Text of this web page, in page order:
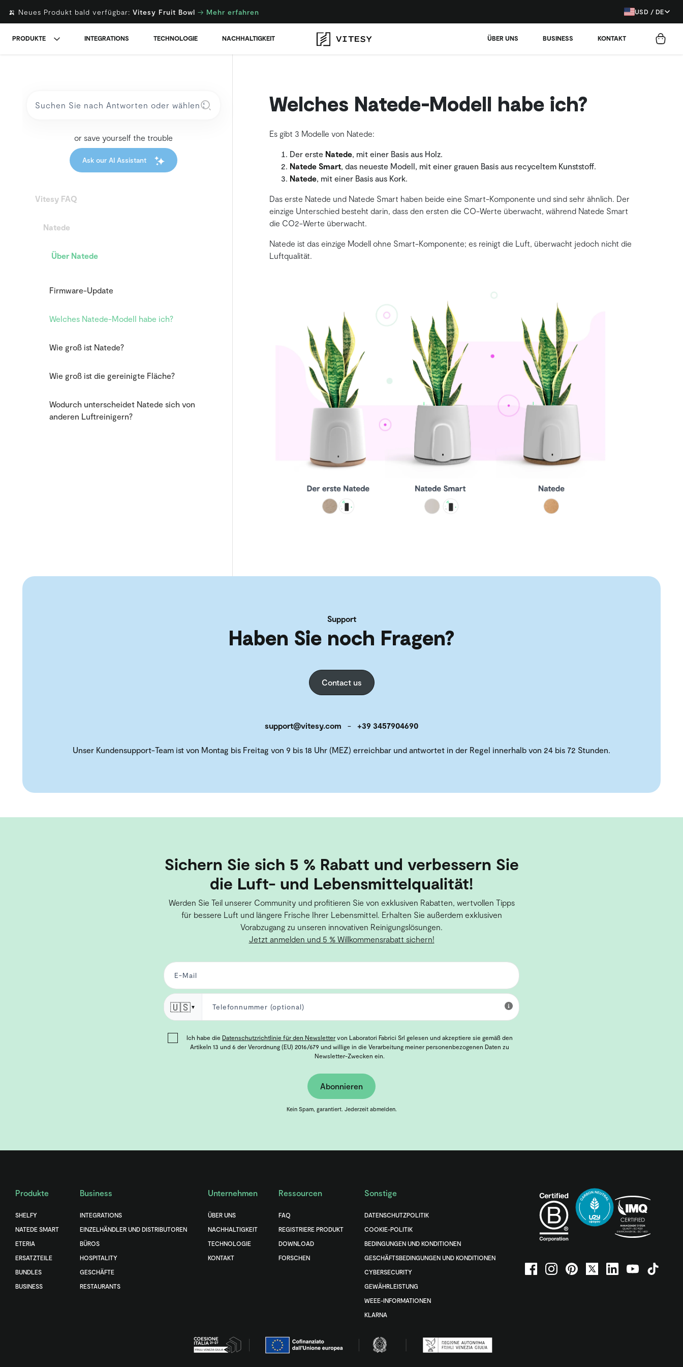
🍌 Neues Produkt bald verfügbar: Vitesy Fruit Bowl → Mehr erfahren USD / DE
PRODUKTE INTEGRATIONS TECHNOLOGIE NACHHALTIGKEIT ÜBER UNS BUSINESS KONTAKT
or save yourself the trouble
Ask our AI Assistant
Vitesy FAQ
Natede
Über Natede
Firmware-Update
Welches Natede-Modell habe ich?
Wie groß ist Natede?
Wie groß ist die gereinigte Fläche?
Wodurch unterscheidet Natede sich von
anderen Luftreinigern?
Welches Natede-Modell habe ich?
Es gibt 3 Modelle von Natede:
Der erste Natede, mit einer Basis aus Holz.
Natede Smart, das neueste Modell, mit einer grauen Basis aus recyceltem Kunststoff.
Natede, mit einer Basis aus Kork.
Das erste Natede und Natede Smart haben beide eine Smart-Komponente und sind sehr ähnlich. Der
einzige Unterschied besteht darin, dass den ersten die CO-Werte überwacht, während Natede Smart
die CO2-Werte überwacht.
Natede ist das einzige Modell ohne Smart-Komponente; es reinigt die Luft, überwacht jedoch nicht die
Luftqualität.
Support
Haben Sie noch Fragen?
Contact us
support@vitesy.com - +39 3457904690
Unser Kundensupport-Team ist von Montag bis Freitag von 9 bis 18 Uhr (MEZ) erreichbar und antwortet in der Regel innerhalb von 24 bis 72 Stunden.
Sichern Sie sich 5 % Rabatt und verbessern Sie
die Luft- und Lebensmittelqualität!
Werden Sie Teil unserer Community und profitieren Sie von exklusiven Rabatten, wertvollen Tipps
für bessere Luft und längere Frische Ihrer Lebensmittel. Erhalten Sie außerdem exklusiven
Vorabzugang zu unseren innovativen Reinigungslösungen.
Jetzt anmelden und 5 % Willkommensrabatt sichern!
🇺🇸▼
Ich habe die Datenschutzrichtlinie für den Newsletter von Laboratori Fabrici Srl gelesen und akzeptiere sie gemäß den
Artikeln 13 und 6 der Verordnung (EU) 2016/679 und willige in die Verarbeitung meiner personenbezogenen Daten zu
Newsletter-Zwecken ein.
Abonnieren
Kein Spam, garantiert. Jederzeit abmelden.
Produkte
SHELFY
NATEDE SMART
ETERIA
ERSATZTEILE
BUNDLES
BUSINESS
Business
INTEGRATIONS
EINZELHÄNDLER UND DISTRIBUTOREN
BÜROS
HOSPITALITY
GESCHÄFTE
RESTAURANTS
Unternehmen
ÜBER UNS
NACHHALTIGKEIT
TECHNOLOGIE
KONTAKT
Ressourcen
FAQ
REGISTRIERE PRODUKT
DOWNLOAD
FORSCHEN
Sonstige
DATENSCHUTZPOLITIK
COOKIE-POLITIK
BEDINGUNGEN UND KONDITIONEN
GESCHÄFTSBEDINGUNGEN UND KONDITIONEN
CYBERSECURITY
GEWÄHRLEISTUNG
WEEE-INFORMATIONEN
KLARNA